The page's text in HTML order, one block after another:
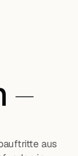
—
aus